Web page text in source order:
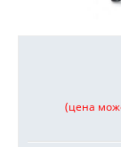
(цена